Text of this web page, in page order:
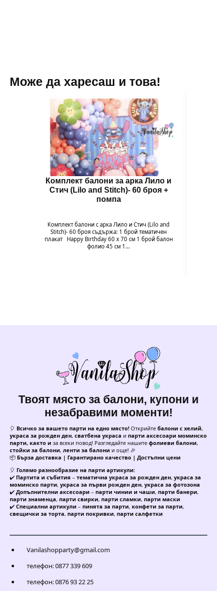
Може да харесаш и това!
Комплект балони за арка Лило и
Стич (Lilo and Stitch)- 60 броя +
помпа
Комплект балони с арка Лило и Стич (Lilo and
Stitch)- 60 броя съдържа: 1 брой тематичен
плакат Happy Birthday 60 х 70 см 1 брой балон
фолио 45 см 1…
Твоят място за балони, купони и
незабравими моменти!
🎈 Всичко за вашето парти на едно място! Открийте балони с хелий,
украса за рожден ден, сватбена украса и парти аксесоари моминско
парти, както и за всеки повод! Разгледайте нашите фолиеви балони,
стойки за балони, ленти за балони и още! 🎉
📦 Бърза доставка | Гарантирано качество | Достъпни цени
🎈 Голямо разнообразие на парти артикули:
✔️ Партита и събития – тематична украса за рожден ден, украса за
моминско парти, украса за първи рожден ден, украса за фотозона
✔️ Допълнителни аксесоари – парти чинии и чаши, парти банери,
парти знаменца, парти свирки, парти сламки, парти маски
✔️ Специални артикули – пинята за парти, конфети за парти,
свещички за торта, парти покривки, парти салфетки
Vanilashopparty@gmail.com
телефон: 0877 339 609
телефон: 0876 93 22 25